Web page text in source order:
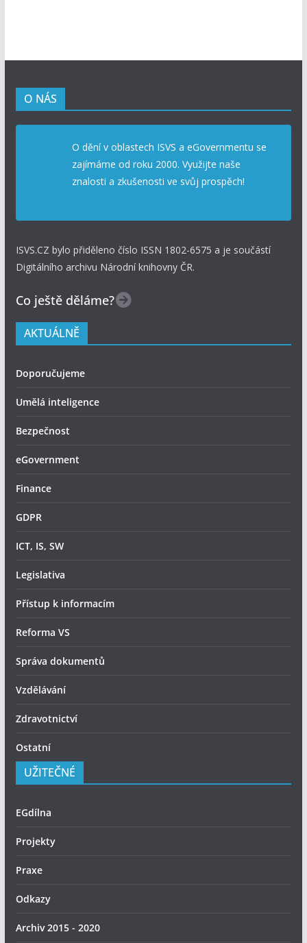
O NÁS
O dění v oblastech ISVS a eGovernmentu se
zajímáme od roku 2000. Využijte naše
znalosti a zkušenosti ve svůj prospěch!
ISVS.CZ bylo přiděleno číslo ISSN 1802-6575 a je součástí
Digitálního archivu Národní knihovny ČR.
Co ještě děláme?
AKTUÁLNĚ
Doporučujeme
Umělá inteligence
Bezpečnost
eGovernment
Finance
GDPR
ICT, IS, SW
Legislativa
Přístup k informacím
Reforma VS
Správa dokumentů
Vzdělávání
Zdravotnictví
Ostatní
UŽITEČNÉ
EGdílna
Projekty
Praxe
Odkazy
Archiv 2015 - 2020